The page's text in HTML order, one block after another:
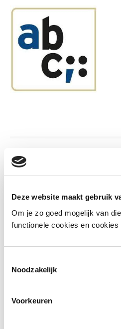
Deze website maakt gebruik
Om je zo goed mogelijk van
functionele cookies en
Noodzakelijk
Voorkeuren
Informatie
Auteur(s): Het ABC en
Uitgever: Het ABC en
Jaar van uitgave: 2018
Deel deze pagina